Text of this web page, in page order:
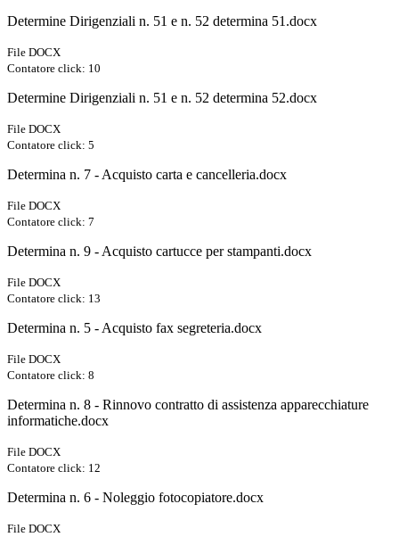
Determine Dirigenziali n. 51 e n. 52 determina 51.docx
File DOCX
Contatore click: 10
Determine Dirigenziali n. 51 e n. 52 determina 52.docx
File DOCX
Contatore click: 5
Determina n. 7 - Acquisto carta e cancelleria.docx
File DOCX
Contatore click: 7
Determina n. 9 - Acquisto cartucce per stampanti.docx
File DOCX
Contatore click: 13
Determina n. 5 - Acquisto fax segreteria.docx
File DOCX
Contatore click: 8
Determina n. 8 - Rinnovo contratto di assistenza apparecchiature
informatiche.docx
File DOCX
Contatore click: 12
Determina n. 6 - Noleggio fotocopiatore.docx
File DOCX